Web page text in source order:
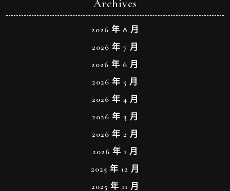
Archives
2026 年 8 月
2026 年 7 月
2026 年 6 月
2026 年 5 月
2026 年 4 月
2026 年 3 月
2026 年 2 月
2026 年 1 月
2025 年 12 月
2025 年 11 月